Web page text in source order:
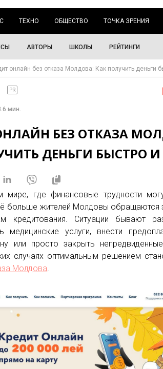
ТЕХНО ОБЩЕСТВО ТОЧКА ЗРЕНИЯ
АВТОРЫ ШКОЛЫ РЕЙТИНГИ
онлайн без отказа Молдова: Как получить деньги
PR
мин.
БЕЗ ОТКАЗА
ДЕНЬГИ БЫСТРО
мире, где финансовые трудности
больше жителей Молдовы
кредитования. Ситуации бывают
медицинские услуги, внести
или просто закрыть
случаях оптимальным решением
Молдова.